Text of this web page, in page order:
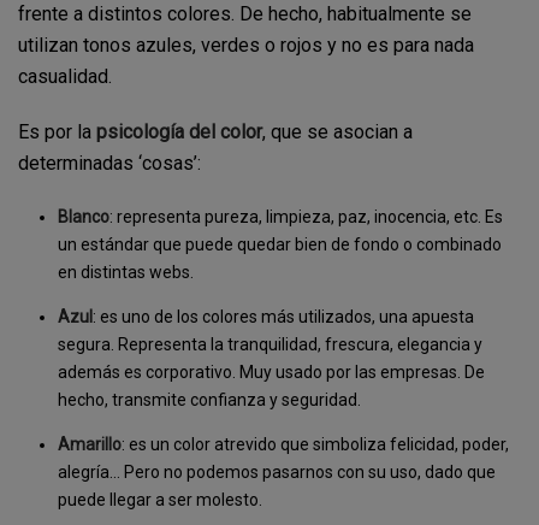
frente a distintos colores. De hecho, habitualmente se
utilizan tonos azules, verdes o rojos y no es para nada
casualidad.
Es por la psicología del color, que se asocian a
determinadas ‘cosas’:
Blanco: representa pureza, limpieza, paz, inocencia, etc. Es
un estándar que puede quedar bien de fondo o combinado
en distintas webs.
Azul : es uno de los colores más utilizados, una apuesta
segura. Representa la tranquilidad, frescura, elegancia y
además es corporativo. Muy usado por las empresas. De
hecho, transmite confianza y seguridad.
Amarillo: es un color atrevido que simboliza felicidad, poder,
alegría… Pero no podemos pasarnos con su uso, dado que
puede llegar a ser molesto.